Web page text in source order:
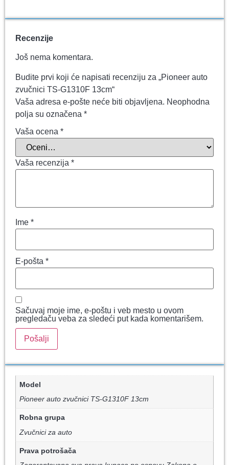
Recenzije
Još nema komentara.
Budite prvi koji će napisati recenziju za „Pioneer auto
zvučnici TS-G1310F 13cm“
Vaša adresa e-pošte neće biti objavljena. Neophodna
polja su označena *
Vaša ocena *
Vaša recenzija *
Ime *
E-pošta *
Sačuvaj moje ime, e-poštu i veb mesto u ovom
pregledaču veba za sledeći put kada komentarišem.
Model
Pioneer auto zvučnici TS-G1310F 13cm
Robna grupa
Zvučnici za auto
Prava potrošača